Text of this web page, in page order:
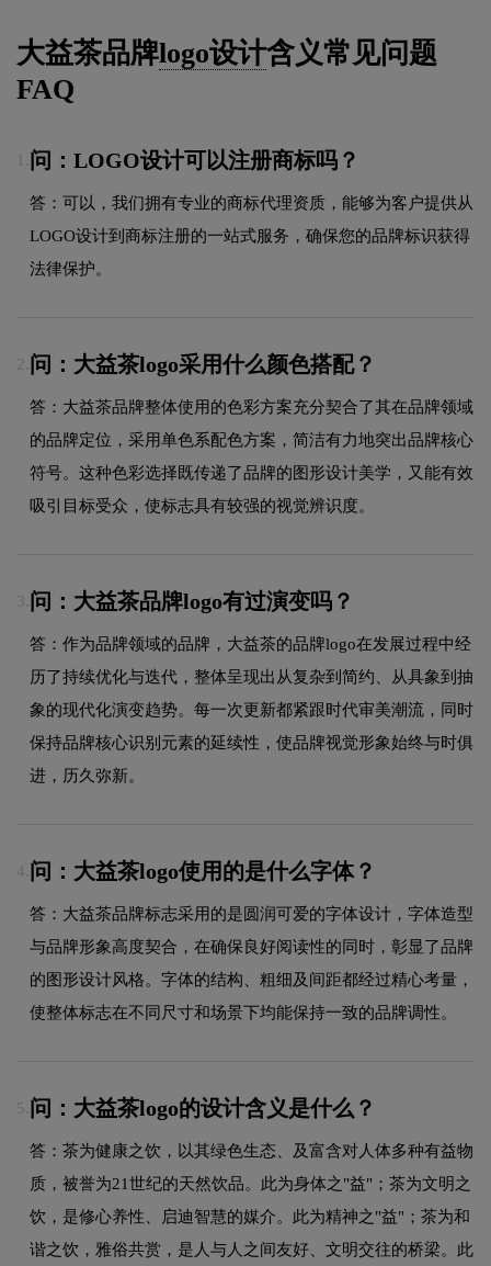
大益茶品牌logo设计含义常见问题
FAQ
问：LOGO设计可以注册商标吗？
答：可以，我们拥有专业的商标代理资质，能够为客户提供从
LOGO设计到商标注册的一站式服务，确保您的品牌标识获得
法律保护。
2. 问：大益茶logo采用什么颜色搭配？
答：大益茶品牌整体使用的色彩方案充分契合了其在品牌领域
的品牌定位，采用单色系配色方案，简洁有力地突出品牌核心
符号。这种色彩选择既传递了品牌的图形设计美学，又能有效
吸引目标受众，使标志具有较强的视觉辨识度。
3. 问：大益茶品牌logo有过演变吗？
答：作为品牌领域的品牌，大益茶的品牌logo在发展过程中经
历了持续优化与迭代，整体呈现出从复杂到简约、从具象到抽
象的现代化演变趋势。每一次更新都紧跟时代审美潮流，同时
保持品牌核心识别元素的延续性，使品牌视觉形象始终与时俱
进，历久弥新。
4. 问：大益茶logo使用的是什么字体？
答：大益茶品牌标志采用的是圆润可爱的字体设计，字体造型
与品牌形象高度契合，在确保良好阅读性的同时，彰显了品牌
的图形设计风格。字体的结构、粗细及间距都经过精心考量，
使整体标志在不同尺寸和场景下均能保持一致的品牌调性。
5. 问：大益茶logo的设计含义是什么？
答：茶为健康之饮，以其绿色生态、及富含对人体多种有益物
质，被誉为21世纪的天然饮品。此为身体之"益"；茶为文明之
饮，是修心养性、启迪智慧的媒介。此为精神之"益"；茶为和
谐之饮，雅俗共赏，是人与人之间友好、文明交往的桥梁。此